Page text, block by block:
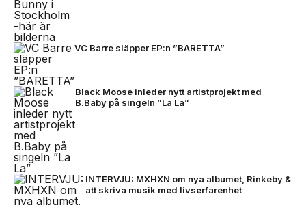
VC Barre släpper EP:n ”BARETTA”
Black Moose inleder nytt artistprojekt med
B.Baby på singeln ”La La”
INTERVJU: MXHXN om nya albumet, Rinkeby &
att skriva musik med livserfarenhet